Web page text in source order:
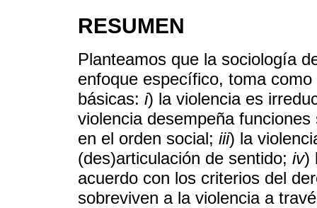
RESUMEN
Planteamos que la sociología
enfoque específico, toma
básicas: i) la violencia es
violencia desempeña
en el orden social; iii) la
(des)articulación de sentido; iv)
acuerdo con los criterios del
sobreviven a la violencia a